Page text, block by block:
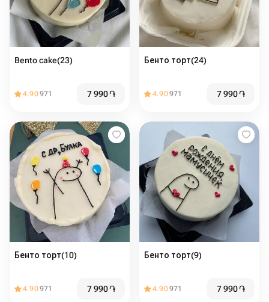
Bento cake(23)
4.90971 7 990֏
Бенто торт(24)
4.90971 7 990֏
Бенто торт(10)
4.90971 7 990֏
Бенто торт(9)
4.90971 7 990֏